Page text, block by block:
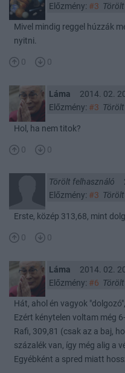
Előzmény: #3
Mivel mindig reggel húzzák
nyitni.
0 0
Láma
2014. 02.
Előzmény: #3
Hol, ha nem titok?
0 0
Törölt felhasználó
Előzmény: #3
Erste, közép 313,68, mint
0 0
Láma
2014. 02.
Előzmény: #6
Hát, ahol én vagyok
Ezért kénytelen voltam még
Rafi, 309,81 (csak az a baj,
százalék van, így még alig a
Egyébként a spred miatt